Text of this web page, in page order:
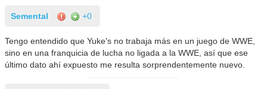
Semental +0
Tengo entendido que Yuke's no trabaja más en un juego de WWE,
sino en una franquicia de lucha no ligada a la WWE, así que ese
último dato ahí expuesto me resulta sorprendentemente nuevo.